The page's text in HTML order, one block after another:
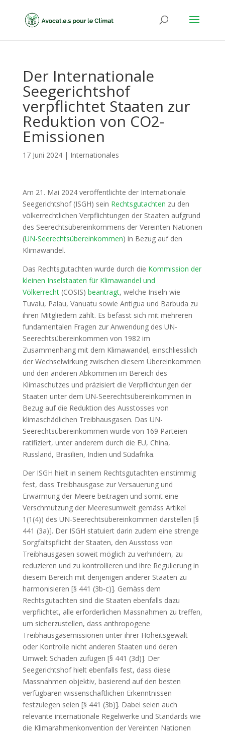
Der Internationale
Seegerichtshof
verpflichtet Staaten zur
Reduktion von CO2-
Emissionen
17 Juni 2024| Internationales
Am 21. Mai 2024 veröffentlichte der Internationale
Seegerichtshof (ISGH) sein Rechtsgutachten zu den
völkerrechtlichen Verpflichtungen der Staaten aufgrund
des Seerechtsübereinkommens der Vereinten Nationen
(UN-Seerechtsübereinkommen) in Bezug auf den
Klimawandel.
Das Rechtsgutachten wurde durch die Kommission der
kleinen Inselstaaten für Klimawandel und
Völkerrecht(COSIS) beantragt, welche Inseln wie
Tuvalu, Palau, Vanuatu sowie Antigua und Barbuda zu
ihren Mitgliedern zählt. Es befasst sich mit mehreren
fundamentalen Fragen zur Anwendung des UN-
Seerechtsübereinkommen von 1982 im
Zusammenhang mit dem Klimawandel, einschliesslich
der Wechselwirkung zwischen diesem Übereinkommen
und den anderen Abkommen im Bereich des
Klimaschutzes und präzisiert die Verpflichtungen der
Staaten unter dem UN-Seerechtsübereinkommen in
Bezug auf die Reduktion des Ausstosses von
klimaschädlichen Treibhausgasen. Das UN-
Seerechtsübereinkommen wurde von 169 Parteien
ratifiziert, unter anderem durch die EU, China,
Russland, Brasilien, Indien und Südafrika.
Der ISGH hielt in seinem Rechtsgutachten einstimmig
fest, dass Treibhausgase zur Versauerung und
Erwärmung der Meere beitragen und somit eine
Verschmutzung der Meeresumwelt gemäss Artikel
1(1(4)) des UN-Seerechtsübereinkommen darstellen [§
441 (3a)]. Der ISGH statuiert darin zudem eine strenge
Sorgfaltspflicht der Staaten, den Ausstoss von
Treibhausgasen soweit möglich zu verhindern, zu
reduzieren und zu kontrollieren und ihre Regulierung in
diesem Bereich mit denjenigen anderer Staaten zu
harmonisieren [§ 441 (3b-c)]. Gemäss dem
Rechtsgutachten sind die Staaten ebenfalls dazu
verpflichtet, alle erforderlichen Massnahmen zu treffen,
um sicherzustellen, dass anthropogene
Treibhausgasemissionen unter ihrer Hoheitsgewalt
oder Kontrolle nicht anderen Staaten und deren
Umwelt Schaden zufügen [§ 441 (3d)]. Der
Seegerichtshof hielt ebenfalls fest, dass diese
Massnahmen objektiv, basierend auf den besten
verfügbaren wissenschaftlichen Erkenntnissen
festzulegen seien [§ 441 (3b)]. Dabei seien auch
relevante internationale Regelwerke und Standards wie
die Klimarahmenkonvention der Vereinten Nationen